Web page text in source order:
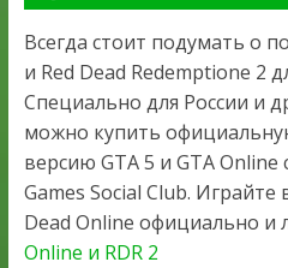
Всегда стоит подумать о
и Red Dead Redemptione 2
Специально для России и
можно купить
версию GTA 5 и GTA
Games Social Club.
Dead Online официально и
Online и RDR 2